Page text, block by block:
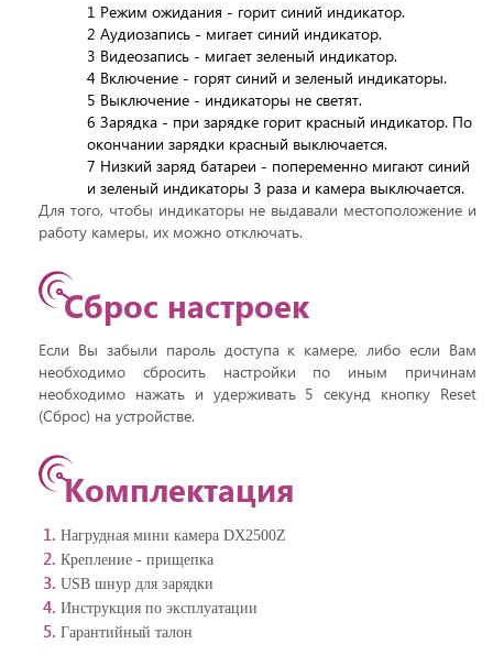
1 Режим ожидания - горит синий индикатор.
2 Аудиозапись - мигает синий индикатор.
3 Видеозапись - мигает зеленый индикатор.
4 Включение - горят синий и зеленый индикаторы.
5 Выключение - индикаторы не светят.
6 Зарядка - при зарядке горит красный индикатор. По
окончании зарядки красный выключается.
7 Низкий заряд батареи - попеременно мигают синий
и зеленый индикаторы 3 раза и камера выключается.
Для того, чтобы индикаторы не выдавали местоположение и
работу камеры, их можно отключать.
Сброс настроек
Если Вы забыли пароль доступа к камере, либо если Вам
необходимо сбросить настройки по иным причинам
необходимо нажать и удерживать 5 секунд кнопку Reset
(Сброс) на устройстве.
Комплектация
Нагрудная мини камера DX2500Z
Крепление - прищепка
USB шнур для зарядки
Инструкция по эксплуатации
Гарантийный талон